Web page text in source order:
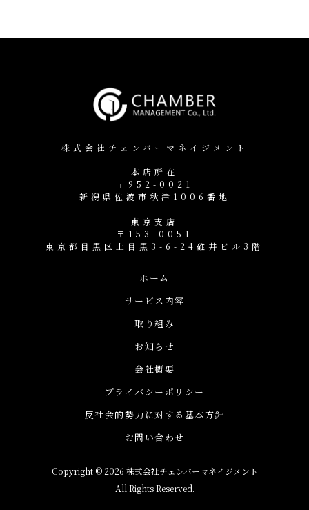
株式会社チェンバーマネイジメント
本店所在
〒952-0021
新潟県佐渡市秋津1006番地
東京支店
〒153-0051
東京都目黒区上目黒3-6-24碓井ビル3階
ホーム
サービス内容
取り組み
お知らせ
会社概要
プライバシーポリシー
反社会的勢力に対する基本方針
お問い合わせ
Copyright © 2026 株式会社チェンバーマネイジメント
All Rights Reserved.